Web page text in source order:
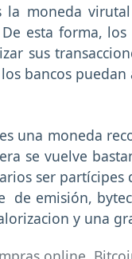
la moneda
esta forma,
sus
bancos
una moneda
se vuelve
ser
de emisión,
y una